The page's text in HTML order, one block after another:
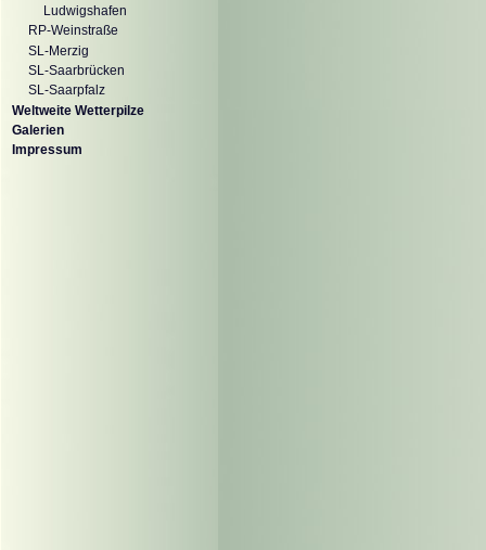
Ludwigshafen
RP-Weinstraße
SL-Merzig
SL-Saarbrücken
SL-Saarpfalz
Weltweite Wetterpilze
Galerien
Impressum